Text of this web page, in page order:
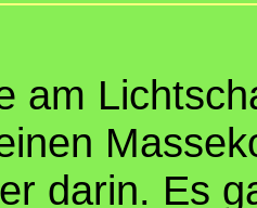
am
darin. Es